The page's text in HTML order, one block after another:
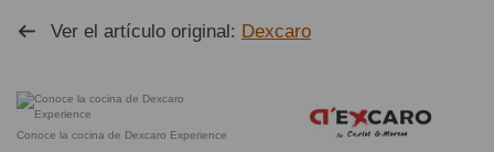
Ver el artículo original: Dexcaro
Conoce la cocina de Dexcaro Experience